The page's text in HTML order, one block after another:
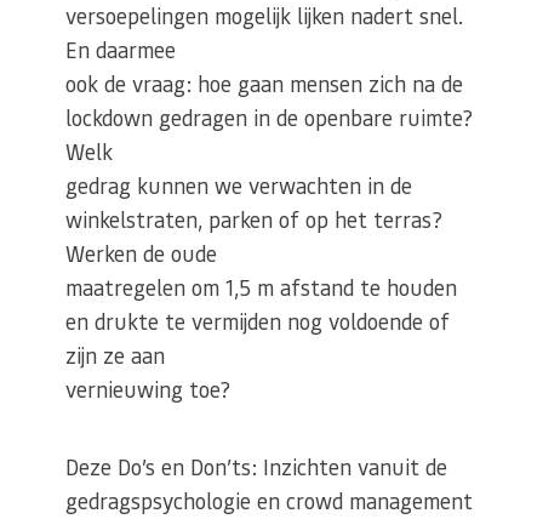
versoepelingen mogelijk lijken nadert snel.
En daarmee
ook de vraag: hoe gaan mensen zich na de
lockdown gedragen in de openbare ruimte?
Welk
gedrag kunnen we verwachten in de
winkelstraten, parken of op het terras?
Werken de oude
maatregelen om 1,5 m afstand te houden
en drukte te vermijden nog voldoende of
zijn ze aan
vernieuwing toe?
Deze Do’s en Don’ts: Inzichten vanuit de
gedragspsychologie en crowd management